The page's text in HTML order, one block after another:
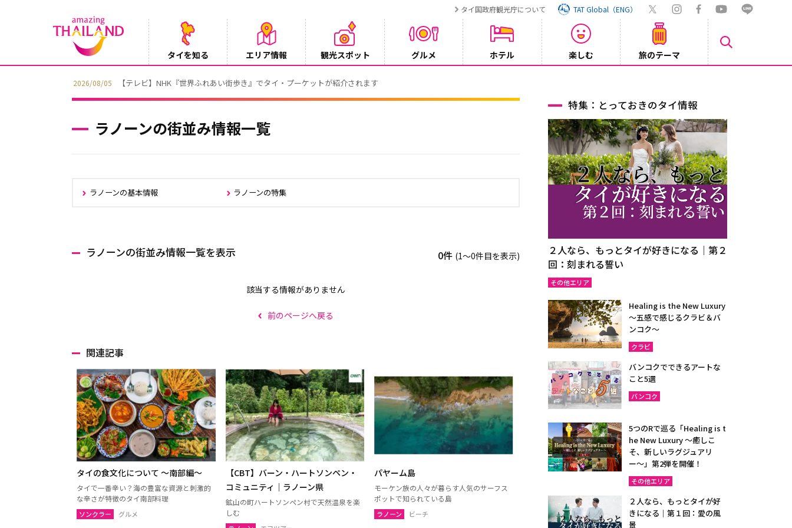
タイ国政府観光庁について TAT Global（ENG）
タイを知る エリア情報 観光スポット グルメ ホテル 楽しむ 旅のテーマ
2026/08/05 【テレビ】NHK『世界ふれあい街歩き』でタイ・プーケットが紹介されます
ラノーンの街並み情報一覧
ラノーンの基本情報 ラノーンの特集
ラノーンの街並み情報一覧を表示 0件 (1〜0件目を表示)
該当する情報がありません
前のページへ戻る
関連記事
タイの食文化について 〜南部編〜
タイで一番辛い？海の豊富な資源と刺激的
な辛さが特徴のタイ南部料理
ソンクラー グルメ
【CBT】バーン・ハートソンペン・
コミュニティ｜ラノーン県
鉱山の町ハートソンペン村で天然温泉を楽
しむ
パヤーム島
モーケン族の人々が暮らす人気のサーフス
ポットで知られている島
ラノーン ビーチ
特集：とっておきのタイ情報
２人なら、もっとタイが好きになる｜第２
回：刻まれる誓い
その他エリア
Healing is the New Luxury
～五感で感じるクラビ＆バ
ンコク～
クラビ
バンコクでできるアートな
こと5選
バンコク
5つのRで巡る「Healing is t
he New Luxury ～癒しこ
そ、新しいラグジュアリ
ー〜」第2弾を開催！
その他エリア
２人なら、もっとタイが好
きになる｜第１回：愛の風
景